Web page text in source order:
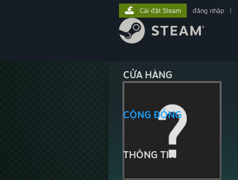
CỬA HÀNG
CỘNG ĐỒNG
THÔNG TIN
Cài đặt Steam đăng nhập